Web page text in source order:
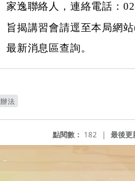
家逸聯絡人，連絡電話：
旨揭講習會請逕至本局網
最新消息區查詢。
法
最後更
點閱數： 182 |